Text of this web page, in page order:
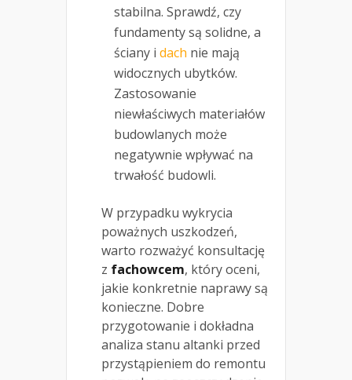
stabilna. Sprawdź, czy
fundamenty są solidne, a
ściany i dach nie mają
widocznych ubytków.
Zastosowanie
niewłaściwych materiałów
budowlanych może
negatywnie wpływać na
trwałość budowli.
W przypadku wykrycia
poważnych uszkodzeń,
warto rozważyć konsultację
z fachowcem, który oceni,
jakie konkretnie naprawy są
konieczne. Dobre
przygotowanie i dokładna
analiza stanu altanki przed
przystąpieniem do remontu